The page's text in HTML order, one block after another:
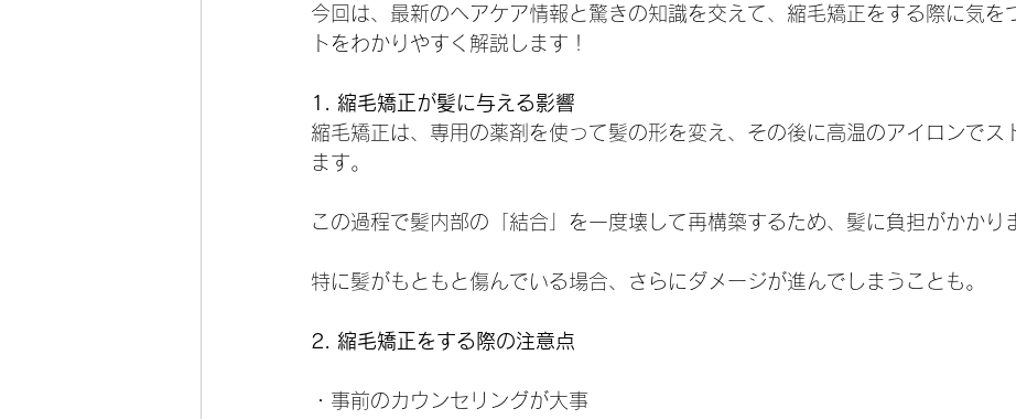
今回は、最新のヘアケア情報と驚きの知識を交えて、縮毛矯正をする際に気を
トをわかりやすく解説します！
1. 縮毛矯正が髪に与える影響
縮毛矯正は、専用の薬剤を使って髪の形を変え、その後に高温のアイロンでス
ます。
この過程で髪内部の「結合」を一度壊して再構築するため、髪に負担がかかり
特に髪がもともと傷んでいる場合、さらにダメージが進んでしまうことも。
2. 縮毛矯正をする際の注意点
・事前のカウンセリングが大事